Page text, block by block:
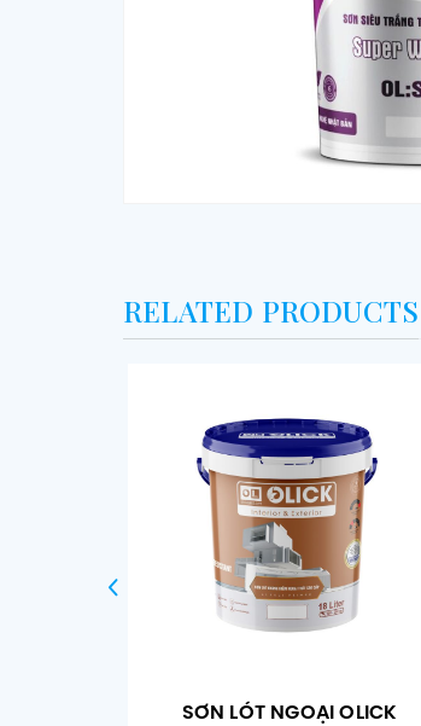
RELATED PRODUCTS
SƠN LÓT NGOẠI OLICK